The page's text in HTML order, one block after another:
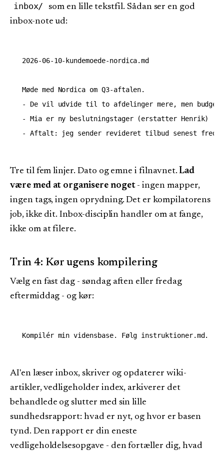
inbox/
som en lille tekstfil. Sådan ser en god
inbox-note ud:
2026-06-10-kundemoede-nordica.md
Møde med Nordica om Q3-aftalen.
- De vil udvide til to afdelinger mere, men
- Mia er ny beslutningstager (erstatter Henrik)
Tre til fem linjer. Dato og emne i filnavnet.Lad
være med at organisere noget- ingen mapper,
ingen tags, ingen oprydning. Det er kompilatorens
job, ikke dit. Inbox-disciplin handler om at fange,
ikke om at filere.
Trin 4: Kør ugens kompilering
Vælg en fast dag - søndag aften eller fredag
eftermiddag - og kør:
AI'en læser inbox, skriver og opdaterer wiki-
artikler, vedligeholder index, arkiverer det
behandlede og slutter med sin lille
sundhedsrapport: hvad er nyt, og hvor er basen
tynd. Den rapport er din eneste
vedligeholdelsesopgave - den fortæller dig, hvad